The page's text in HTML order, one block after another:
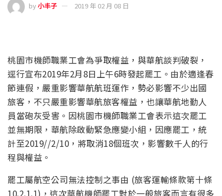
by小丰子 2019 年 02 月 08 日
桃園市機師職業工會為爭取權益，與華航談判破裂，
逕行宣布2019年2月8日上午6時發起罷工。由於適逢春
節連假，嚴重影響華航航班運作，勢必影響不少出國
旅客，不只嚴重影響華航旅客權益，也讓華航地勤人
員當砲灰受害。因桃園市機師職業工會表示這次罷工
並無期限，華航除啟動緊急應變小組，因應罷工，統
計至2019//2/10，將取消18個班次，影響數千人的行
程與權益。
罷工屬航空公司無法控制之事由 (旅客運輸條款第十條
10.2.1.1)，這次華航機師罷工對於一般旅客而言有很多